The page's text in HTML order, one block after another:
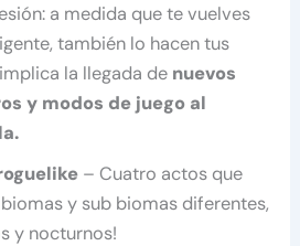
a medida que te vuelves
también lo hacen tus
la llegada de nuevos
y modos de juego al
– Cuatro actos que
y sub biomas diferentes,
y nocturnos!